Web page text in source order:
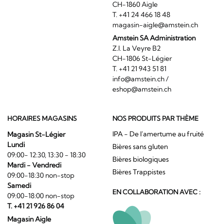
CH-1860 Aigle
T. +41 24 466 18 48
magasin-aigle@amstein.ch
Amstein SA Administration
Z.I. La Veyre B2
CH-1806 St-Légier
T. +41 21 943 51 81
info@amstein.ch/
eshop@amstein.ch
HORAIRES MAGASINS
Magasin St-Légier
Lundi
09:00- 12:30, 13:30 - 18:30
Mardi - Vendredi
09:00-18:30 non-stop
Samedi
09:00-18:00 non-stop
T. +41 21 926 86 04
Magasin Aigle
NOS PRODUITS PAR THÈME
IPA - De l'amertume au fruité
Bières sans gluten
Bières biologiques
Bières Trappistes
EN COLLABORATION AVEC :